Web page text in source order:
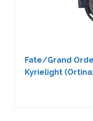
Fate/Grand
Kyrielight